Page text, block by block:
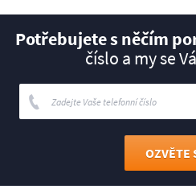
Potřebujete s něčím
číslo a my se